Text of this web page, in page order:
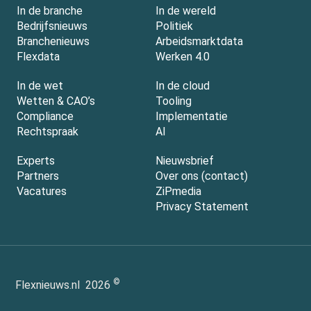
In de branche
Bedrijfsnieuws
Branchenieuws
Flexdata
In de wereld
Politiek
Arbeidsmarktdata
Werken 4.0
In de wet
Wetten & CAO’s
Compliance
Rechtspraak
In de cloud
Tooling
Implementatie
AI
Experts
Partners
Vacatures
Nieuwsbrief
Over ons (contact)
ZiPmedia
Privacy Statement
Flexnieuws.nl 2026 ©